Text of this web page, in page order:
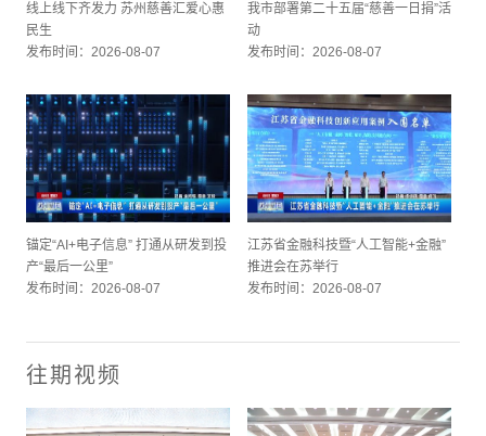
线上线下齐发力 苏州慈善汇爱心惠
民生
发布时间：2026-08-07
我市部署第二十五届“慈善一日捐”活
动
发布时间：2026-08-07
锚定“AI+电子信息” 打通从研发到投
产“最后一公里”
发布时间：2026-08-07
江苏省金融科技暨“人工智能+金融”
推进会在苏举行
发布时间：2026-08-07
往期视频